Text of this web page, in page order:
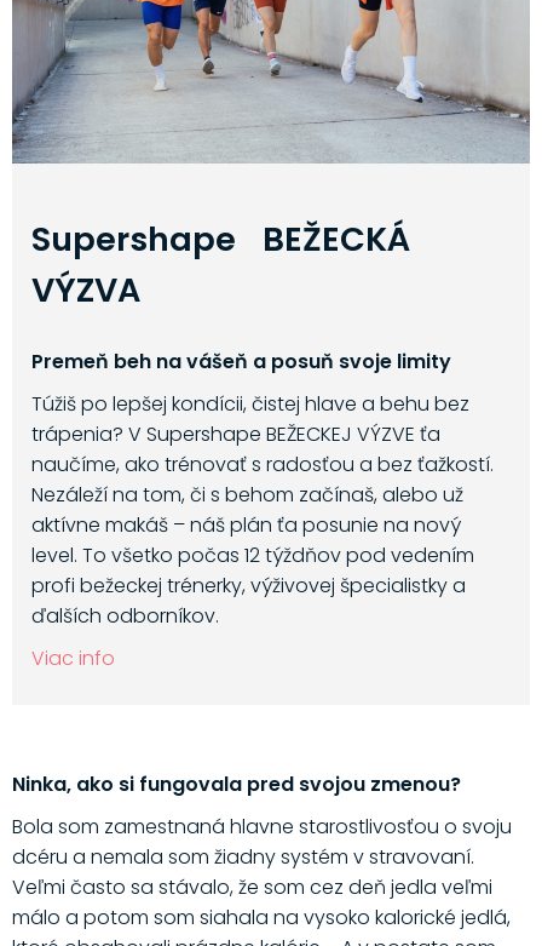
Supershape BEŽECKÁ
VÝZVA
Premeň beh na vášeň a posuň svoje limity
Túžiš po lepšej kondícii, čistej hlave a behu bez
trápenia? V Supershape BEŽECKEJ VÝZVE ťa
naučíme, ako trénovať s radosťou a bez ťažkostí.
Nezáleží na tom, či s behom začínaš, alebo už
aktívne makáš – náš plán ťa posunie na nový
level. To všetko počas 12 týždňov pod vedením
profi bežeckej trénerky, výživovej špecialistky a
ďalších odborníkov.
Viac info
Ninka, ako si fungovala pred svojou zmenou?
Bola som zamestnaná hlavne starostlivosťou o svoju
dcéru a nemala som žiadny systém v stravovaní.
Veľmi často sa stávalo, že som cez deň jedla veľmi
málo a potom som siahala na vysoko kalorické jedlá,